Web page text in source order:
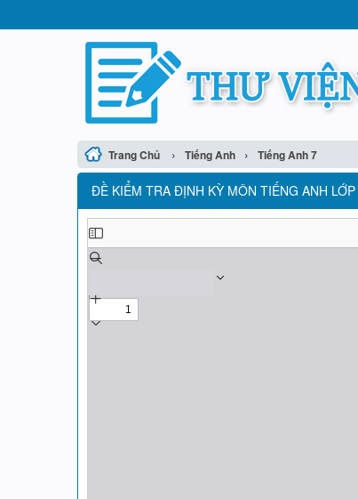
Trang Chủ › Tiếng Anh › Tiếng Anh 7
ĐỀ KIỂM TRA ĐỊNH KỲ MÔN TIẾNG ANH